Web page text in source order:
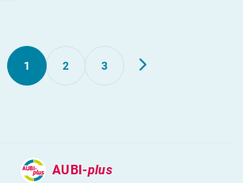
1 2 3
AUBI-plus